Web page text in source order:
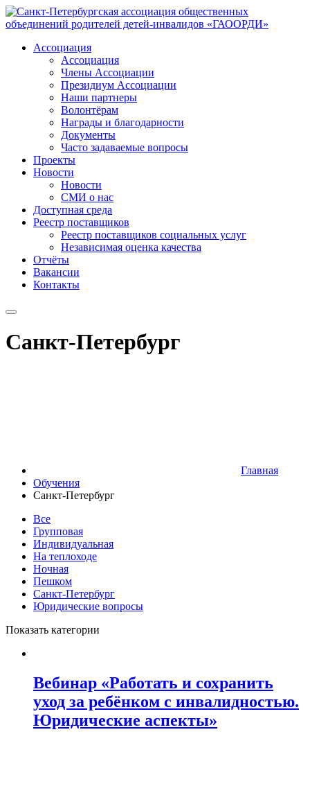
Ассоциация
Ассоциация
Члены Ассоциации
Президиум Ассоциации
Наши партнеры
Волонтёрам
Награды и благодарности
Документы
Часто задаваемые вопросы
Проекты
Новости
Новости
СМИ о нас
Доступная среда
Реестр поставщиков
Реестр поставщиков социальных услуг
Независимая оценка качества
Отчёты
Вакансии
Контакты
Санкт-Петербург
Главная
Обучения
Санкт-Петербург
Все
Групповая
Индивидуальная
На теплоходе
Ночная
Пешком
Санкт-Петербург
Юридические вопросы
Показать категории
Вебинар «Работать и сохранить
уход за ребёнком с инвалидностью.
Юридические аспекты»